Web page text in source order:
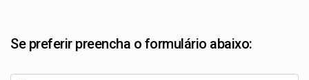
Se preferir preencha o formulário abaixo: